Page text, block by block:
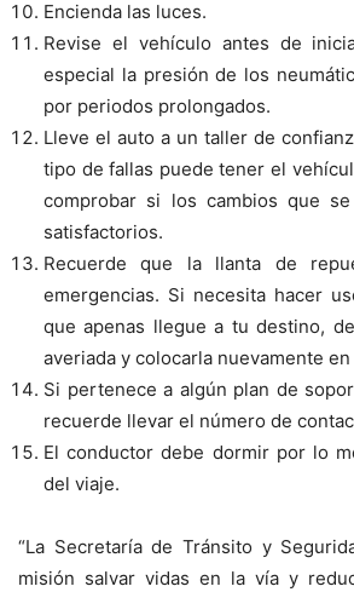
Encienda las luces.
Revise el vehículo antes de
especial la presión de los
por periodos prolongados.
Lleve el auto a un taller de
tipo de fallas puede tener el
comprobar si los cambios que
satisfactorios.
Recuerde que la llanta de
emergencias. Si necesita hacer
que apenas llegue a tu destino,
averiada y colocarla nuevamente
Si pertenece a algún plan de
recuerde llevar el número de
El conductor debe dormir por lo
del viaje.
“La Secretaría de Tránsito y
misión salvar vidas en la vía y